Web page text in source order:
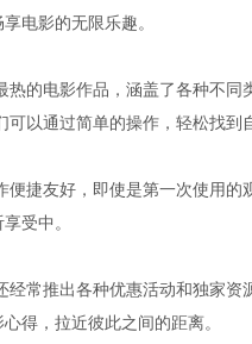
电影的无限乐趣。
的电影作品，涵盖了各种不
以通过简单的操作，轻松找到
捷友好，即使是第一次使用
受中。
常推出各种优惠活动和独家
得，拉近彼此之间的距离。